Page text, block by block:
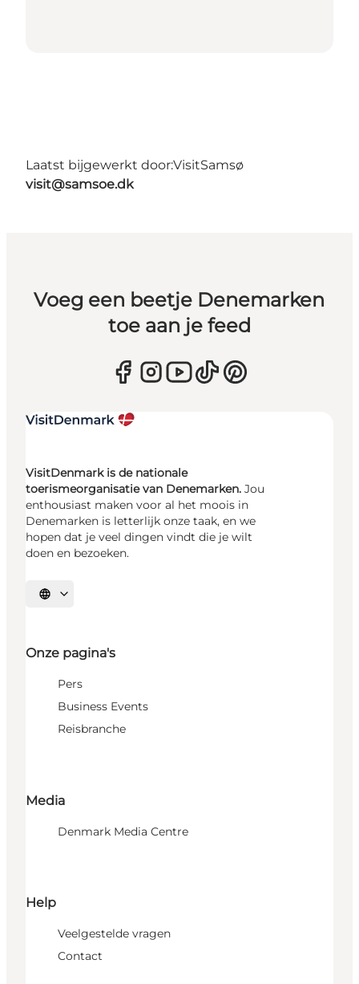
Laatst bijgewerkt door:VisitSamsø
visit@samsoe.dk
Voeg een beetje Denemarken
toe aan je feed
VisitDenmark is de nationale
toerismeorganisatie van Denemarken. Jou
enthousiast maken voor al het moois in
Denemarken is letterlijk onze taak, en we
hopen dat je veel dingen vindt die je wilt
doen en bezoeken.
Selecteer taal
Onze pagina's
Pers
Business Events
Reisbranche
Media
Denmark Media Centre
Help
Veelgestelde vragen
Contact